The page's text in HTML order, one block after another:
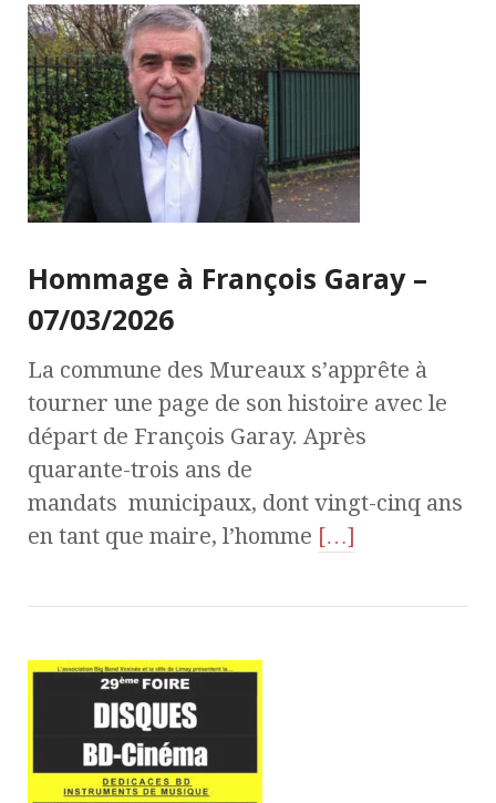
Hommage à François Garay –
07/03/2026
La commune des Mureaux s’apprête à
tourner une page de son histoire avec le
départ de François Garay. Après
quarante-trois ans de
mandats municipaux, dont vingt-cinq ans
en tant que maire, l’homme […]